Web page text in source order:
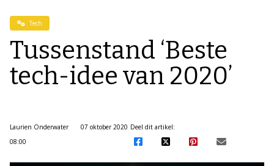
Tech
Tussenstand ‘Beste
tech-idee van 2020’
Laurien Onderwater
07 oktober 2020
08:00
Deel dit artikel: